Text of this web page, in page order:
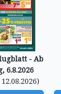
- Ab
6.8.2026